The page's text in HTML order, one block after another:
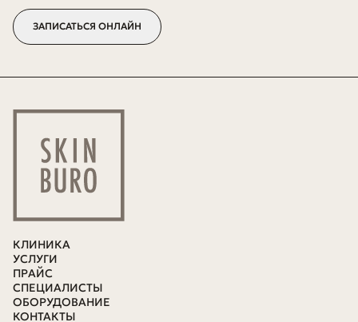
ЗАПИСАТЬСЯ ОНЛАЙН
КЛИНИКА
УСЛУГИ
ПРАЙС
СПЕЦИАЛИСТЫ
ОБОРУДОВАНИЕ
КОНТАКТЫ